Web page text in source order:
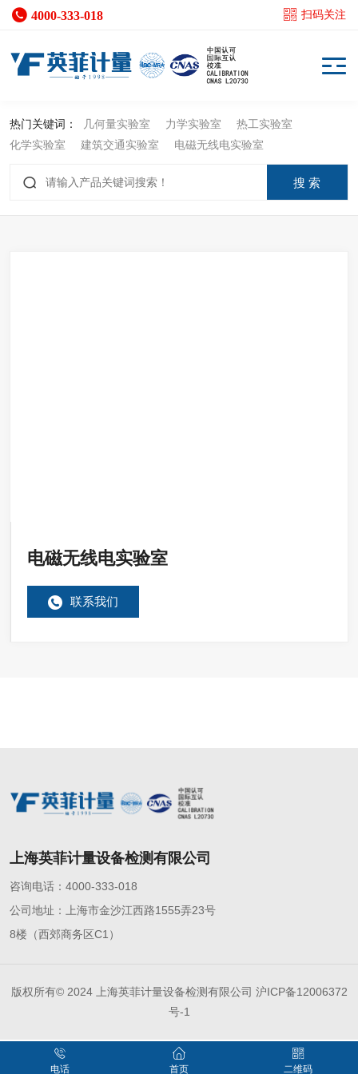
4000-333-018 扫码关注
热门关键词： 几何量实验室 力学实验室
热工实验室
化学实验室
建筑交通实验室 电磁无线电实验室
搜 索
电磁无线电实验室
联系我们
上海英菲计量设备检测有限公司
咨询电话：4000-333-018
公司地址：上海市金沙江西路1555弄23号
8楼（西郊商务区C1）
版权所有© 2024 上海英菲计量设备检测有限公司 沪ICP备12006372
号-1
电话 首页 二维码